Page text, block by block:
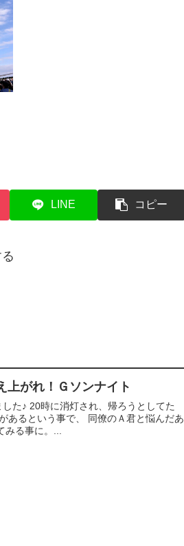
LINE コピー
がれ！Ｇソンナイト
た♪ 20時に消灯され、帰ろうとしてた
あるという事で、 同僚のＡ君と悩んだあ
る事に。...